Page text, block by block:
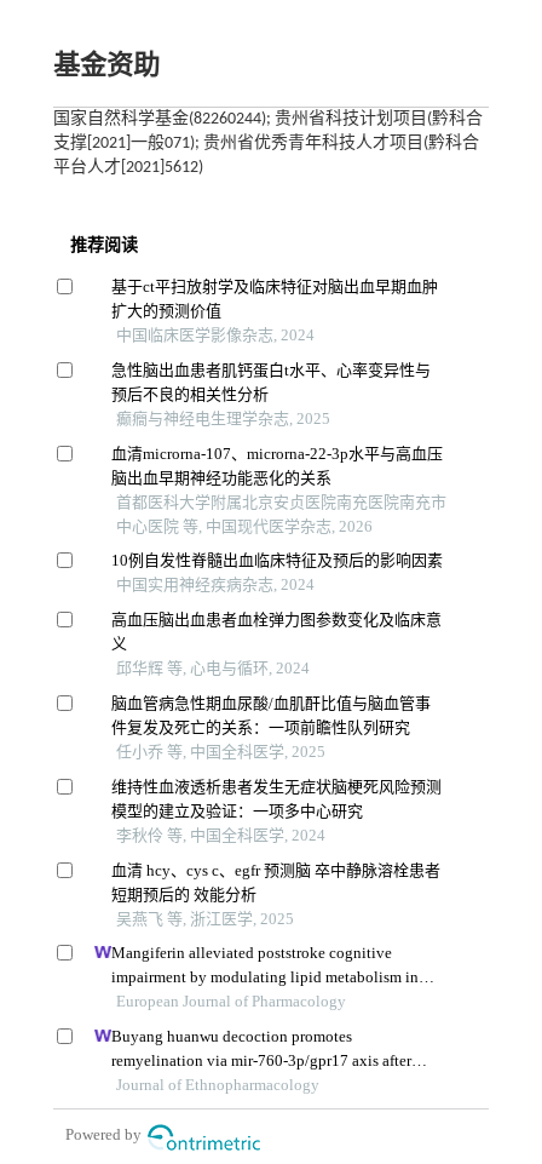
基金资助
国家自然科学基金(82260244); 贵州省科技计划项目(黔科合
支撑[2021]一般071); 贵州省优秀青年科技人才项目(黔科合
平台人才[2021]5612)